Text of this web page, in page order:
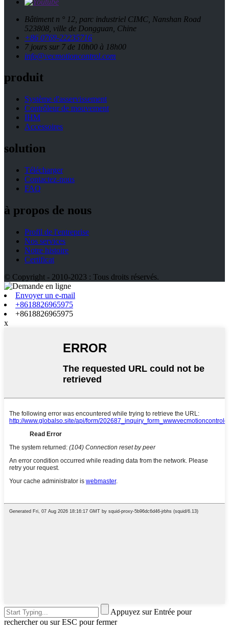
Bâtiment n ° 12, parc industriel CIMC, Nanshan Road
523808, ville de Dongguan, Chine
+86 0769-22235716
7 jours sur 7 de 10h00 à 18h00
info@vecmotioncontrol.com
produit
Système d'asservissement
Contrôleur de mouvement
IHM
Accessoires
solution
Télécharger
Contactez-nous
FAQ
à propos de nous
Profil de l'entreprise
Nos services
Notre histoire
Certificat
© Copyright - 2010-2023 : Tous droits réservés.
Envoyer un e-mail
+8618826965975
+8618826965975
x
Appuyez sur Entrée pour
rechercher ou sur ESC pour fermer